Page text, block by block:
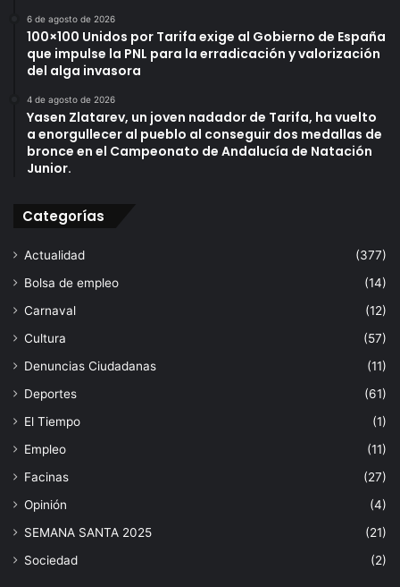
t
l
a
n
s
C
r
6 de agosto de 2026
100×100 Unidos por Tarifa exige al Gobierno de España
que impulse la PNL para la erradicación y valorización
del alga invasora
4 de agosto de 2026
Yasen Zlatarev, un joven nadador de Tarifa, ha vuelto
a enorgullecer al pueblo al conseguir dos medallas de
bronce en el Campeonato de Andalucía de Natación
Junior.
Categorías
Actualidad
(377)
Bolsa de empleo
(14)
Carnaval
(12)
Cultura
(57)
Denuncias Ciudadanas
(11)
Deportes
(61)
El Tiempo
(1)
Empleo
(11)
Facinas
(27)
Opinión
(4)
SEMANA SANTA 2025
(21)
Sociedad
(2)